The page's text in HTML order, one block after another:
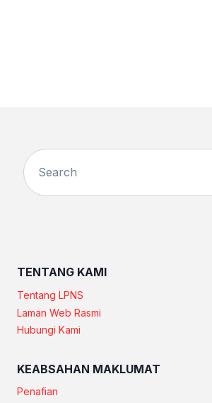
TENTANG KAMI
Tentang LPNS
Laman Web Rasmi
Hubungi Kami
KEABSAHAN MAKLUMAT
Penafian